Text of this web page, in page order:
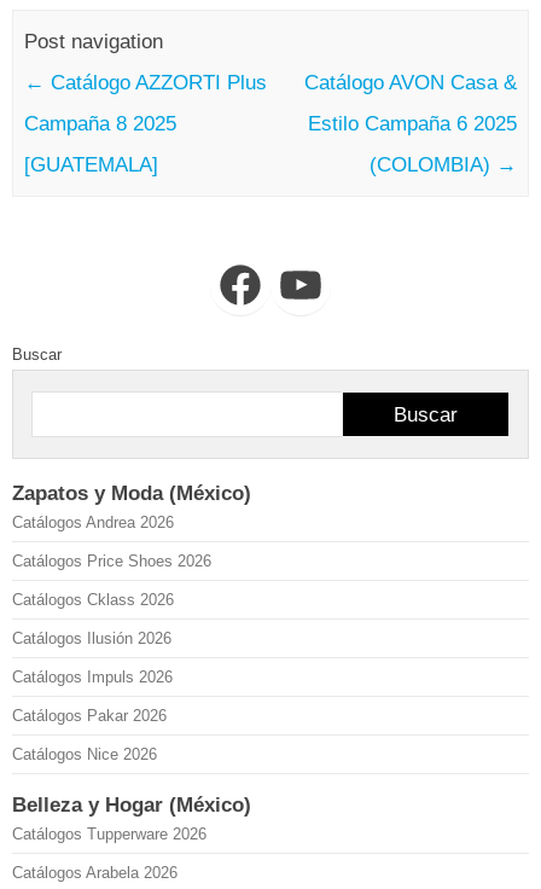
Post navigation
← Catálogo AZZORTI Plus
Campaña 8 2025
[GUATEMALA]
Catálogo AVON Casa &
Estilo Campaña 6 2025
(COLOMBIA) →
FacebookYouTube
Buscar
Buscar
Zapatos y Moda (México)
Catálogos Andrea 2026
Catálogos Price Shoes 2026
Catálogos Cklass 2026
Catálogos Ilusión 2026
Catálogos Impuls 2026
Catálogos Pakar 2026
Catálogos Nice 2026
Belleza y Hogar (México)
Catálogos Tupperware 2026
Catálogos Arabela 2026